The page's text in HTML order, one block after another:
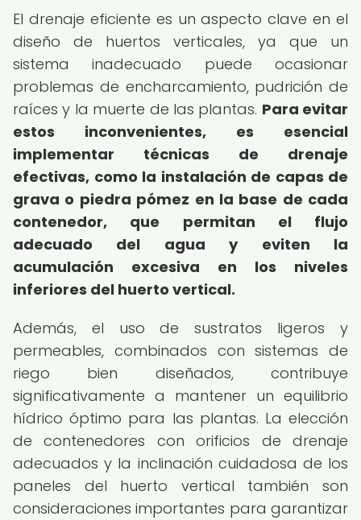
El drenaje eficiente es un aspecto clave en el
diseño de huertos verticales, ya que un
sistema inadecuado puede ocasionar
problemas de encharcamiento, pudrición de
raíces y la muerte de las plantas. Para evitar
estos inconvenientes, es esencial
implementar técnicas de drenaje
efectivas, como la instalación de capas de
grava o piedra pómez en la base de cada
contenedor, que permitan el flujo
adecuado del agua y eviten la
acumulación excesiva en los niveles
inferiores del huerto vertical.
Además, el uso de sustratos ligeros y
permeables, combinados con sistemas de
riego bien diseñados, contribuye
significativamente a mantener un equilibrio
hídrico óptimo para las plantas. La elección
de contenedores con orificios de drenaje
adecuados y la inclinación cuidadosa de los
paneles del huerto vertical también son
consideraciones importantes para garantizar